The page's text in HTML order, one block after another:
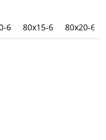
6
6 80x15-6 80x20-6